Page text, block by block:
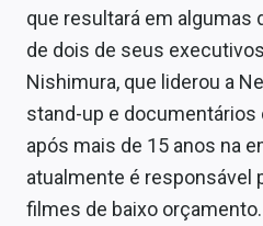
Sobre
Expediente
Contato
que resultará em algumas
de dois de seus
Nishimura, que liderou a
stand-up e documentários
após mais de 15 anos na
atualmente é responsável
filmes de baixo orçamento.